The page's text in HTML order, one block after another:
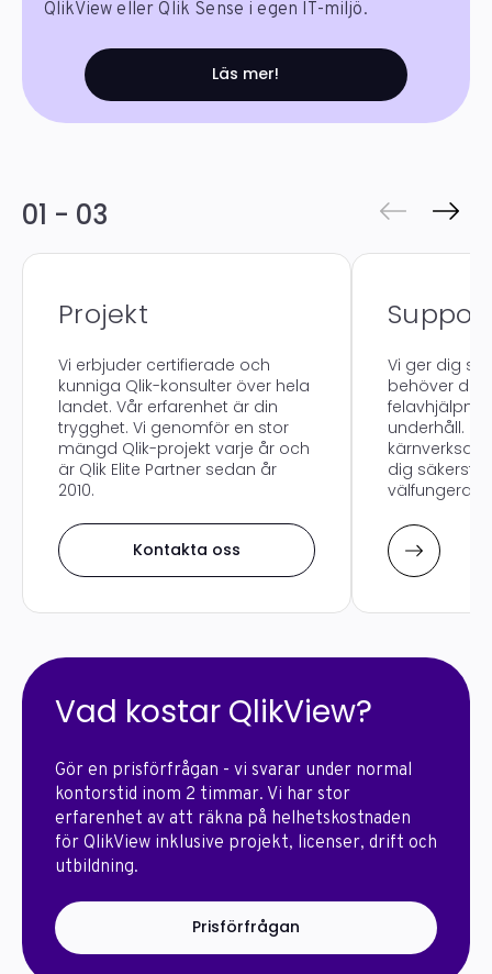
QlikView eller Qlik Sense i egen IT-miljö.
Läs mer!
01 - 03
Projekt
Vi erbjuder certifierade och
kunniga Qlik-konsulter över hela
landet. Vår erfarenhet är din
trygghet. Vi genomför en stor
mängd Qlik-projekt varje år och
är Qlik Elite Partner sedan år
2010.
Kontakta oss
Support
Vi ger dig
behöver
underhåll.
dig
Vad kostar QlikView?
Gör en prisförfrågan - vi svarar under normal
kontorstid inom 2 timmar. Vi har stor
erfarenhet av att räkna på helhetskostnaden
för QlikView inklusive projekt, licenser, drift och
utbildning.
Prisförfrågan